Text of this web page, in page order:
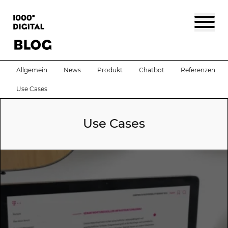
Allgemein News Produkt Chatbot Referenzen
Use Cases
Use Cases